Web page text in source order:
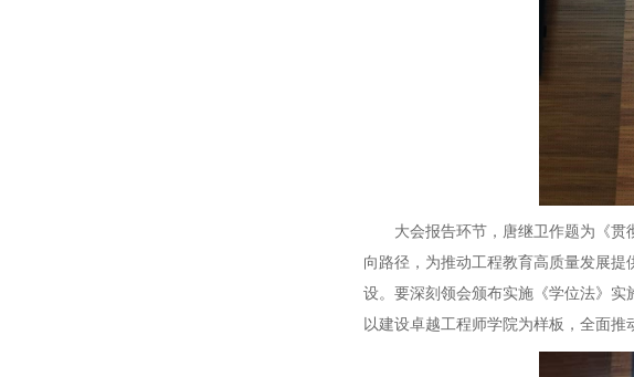
大会报告环节，唐继卫作题为《贯彻
向路径，为推动工程教育高质量发展
设。要深刻领会颁布实施《学位法》
以建设卓越工程师学院为样板，全面推